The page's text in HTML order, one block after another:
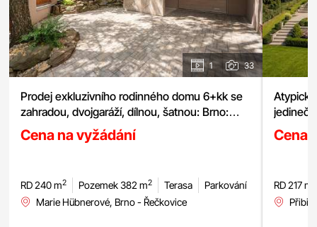
1 33
Prodej exkluzivního rodinného domu 6+kk se
zahradou, dvojgaráží, dílnou, šatnou: Brno:
Řečkovice, pozemek 380 m²
Cena na vyžádání
RD 240 m2 Pozemek 382 m2 Terasa
Parkování
Marie Hübnerové, Brno - Řečkovice
Cena
RD 217 m